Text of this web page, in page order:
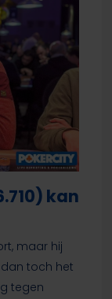
kan
maar hij
dan toch het
tegen